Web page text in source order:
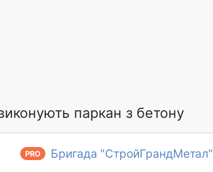
паркан з бетону
PRO Бригада "СтройГрандМетал"